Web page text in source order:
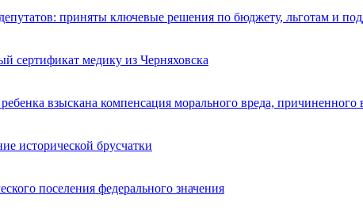
приняты ключевые решения по бюджету, льготам и
сертификат медику из Черняховска
взыскана компенсация морального вреда, причиненного
исторической брусчатки
поселения федерального значения